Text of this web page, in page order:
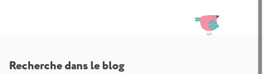
Recherche dans le blog